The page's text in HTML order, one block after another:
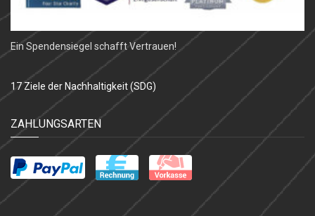
Ein Spendensiegel schafft Vertrauen!
17 Ziele der Nachhaltigkeit (SDG)
ZAHLUNGSARTEN